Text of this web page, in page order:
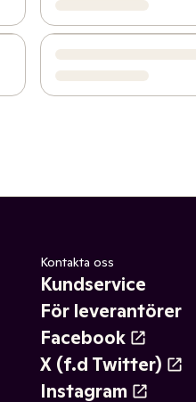
Kontakta oss
Kundservice
För leverantörer
Facebook
X (f.d Twitter)
Instagram